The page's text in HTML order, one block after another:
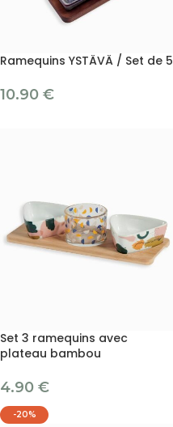
Ramequins YSTÄVÄ / Set de 5
10.90 €
Set 3 ramequins avec
plateau bambou
4.90 €
-20%